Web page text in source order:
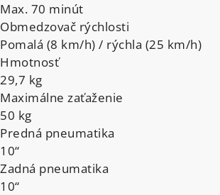
Max. 70 minút
Obmedzovač rýchlosti
Pomalá (8 km/h) / rýchla (25 km/h)
Hmotnosť
29,7 kg
Maximálne zaťaženie
50 kg
Predná pneumatika
10“
Zadná pneumatika
10“